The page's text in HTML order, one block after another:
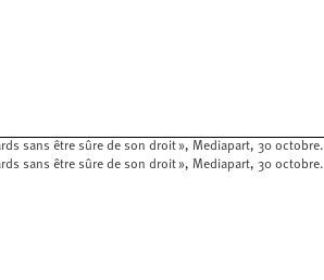
sans être sûre de son droit », Mediapart, 30 octobre.
sans être sûre de son droit », Mediapart, 30 octobre.